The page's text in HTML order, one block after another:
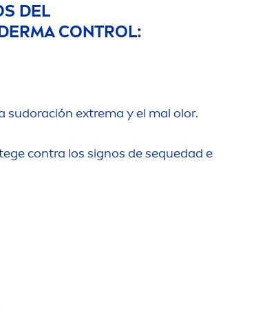
DEL
CONTROL:
sudoración extrema y el mal olor.
contra los signos de sequedad e